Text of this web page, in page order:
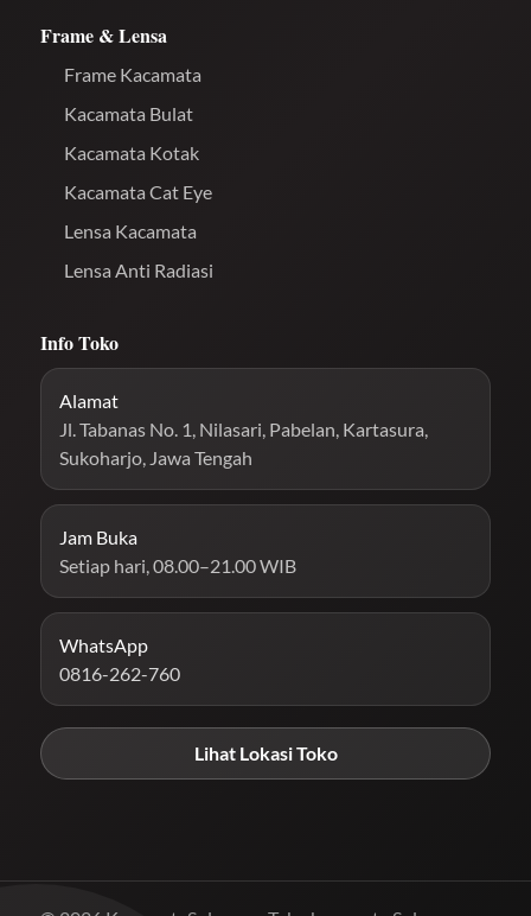
Frame & Lensa
Frame Kacamata
Kacamata Bulat
Kacamata Kotak
Kacamata Cat Eye
Lensa Kacamata
Lensa Anti Radiasi
Info Toko
Alamat
Jl. Tabanas No. 1, Nilasari, Pabelan, Kartasura,
Sukoharjo, Jawa Tengah
Jam Buka
Setiap hari, 08.00–21.00 WIB
WhatsApp
0816-262-760
Lihat Lokasi Toko